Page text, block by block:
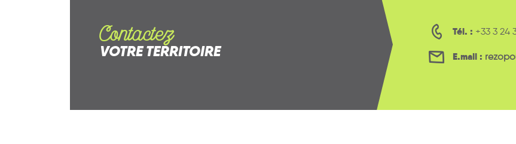
Contactez
VOTRE TERRITOIRE
Tél. : +33 3 24
E.mail :